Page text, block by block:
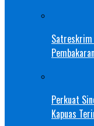
Satreskrim
Perkuat
Kapuas